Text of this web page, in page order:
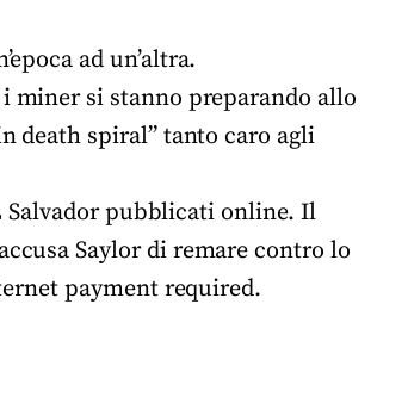
ad un’altra.
miner si stanno preparando allo
death spiral” tanto caro agli
pubblicati online. Il
Saylor di remare contro lo
payment required.